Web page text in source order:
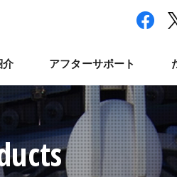
開 ナベルネットワーク
介
集卵装置 パレット輸送システム
アフターサポート
コラム
社員インタビュー よくある質問